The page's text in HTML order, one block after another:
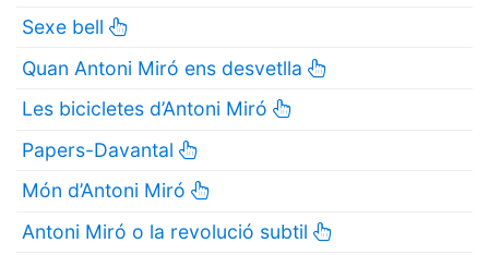
Sexe bell
Quan Antoni Miró ens desvetlla
Les bicicletes d’Antoni Miró
Papers-Davantal
Món d’Antoni Miró
Antoni Miró o la revolució subtil